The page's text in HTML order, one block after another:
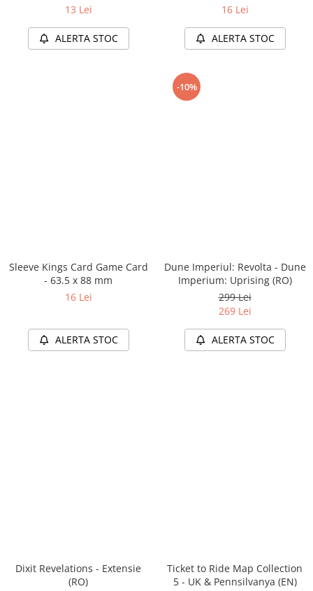
13 Lei
ALERTA STOC
16 Lei
ALERTA STOC
Sleeve Kings Card Game Card
- 63.5 x 88 mm
16 Lei
ALERTA STOC
-10%
Dune Imperiul: Revolta - Dune
Imperium: Uprising (RO)
299 Lei
269 Lei
ALERTA STOC
Dixit Revelations - Extensie
(RO)
Ticket to Ride Map Collection
5 - UK & Pennsilvanya (EN)